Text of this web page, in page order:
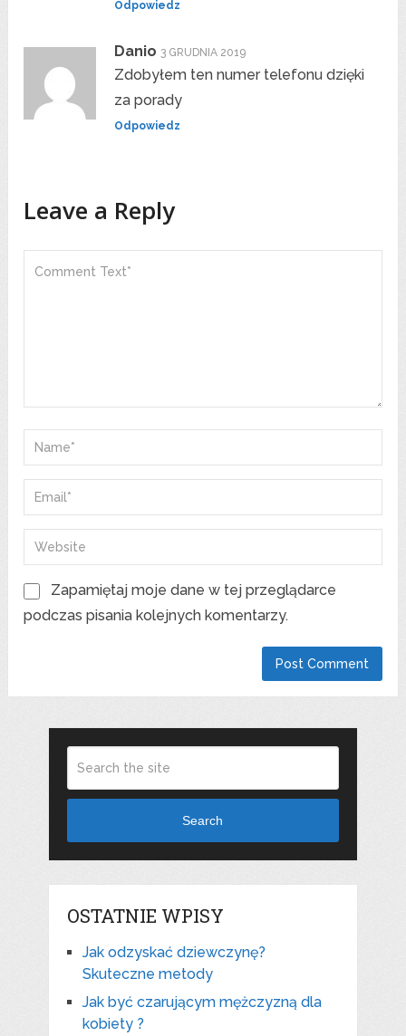
Odpowiedz
Danio 3 GRUDNIA 2019
Zdobyłem ten numer telefonu dzięki
za porady
Odpowiedz
Leave a Reply
Zapamiętaj moje dane w tej przeglądarce
podczas pisania kolejnych komentarzy.
Search
OSTATNIE WPISY
Jak odzyskać dziewczynę?
Skuteczne metody
Jak być czarującym mężczyzną dla
kobiety ?